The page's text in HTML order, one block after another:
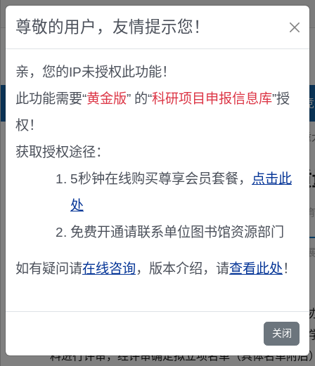
公众版
首页 科研项目库 项目指南库 奖项
> 2026年度山西省美育工作高质量发展
2026年度山西省美育工作高
发布机构： 山西省人民政府决策咨询委员会办公室山西省教育科学规划领导小组办公室；山西省社会科学院（山西省人
山西省政府重大决策咨询课题美育工作高质量发
根据《山西省人民政府重大决策咨询课题管
科学院（山西省人民政府发展研究中心）、山西工
料进行评审，经评审确定拟立项名单（具体名单附
尊敬的用户，友情提示您！
亲，您的IP未授权此功能！
此功能需要“黄金版” 的“科研项目申报信息库”授
权！
获取授权途径：
5秒钟在线购买尊享会员套餐， 点击此
处
免费开通请联系单位图书馆资源部门
如有疑问请在线咨询，版本介绍，请查看此处！
关闭